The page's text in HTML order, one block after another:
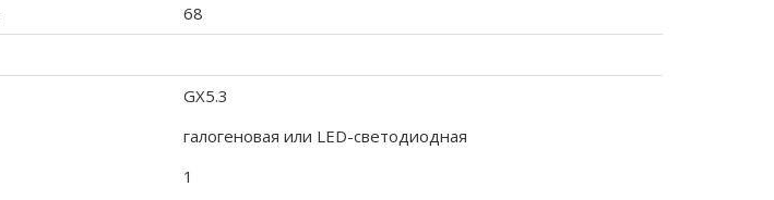
68
GX5.3
галогеновая или LED-светодиодная
1